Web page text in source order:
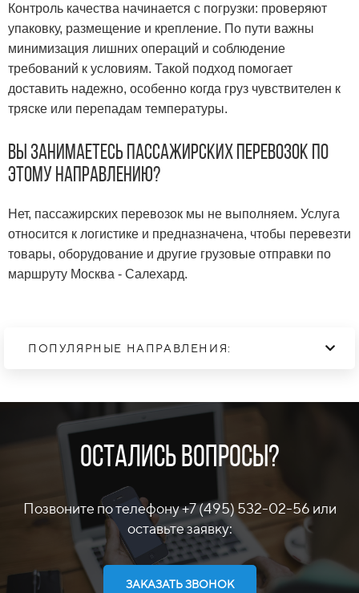
Контроль качества начинается с погрузки: проверяют
упаковку, размещение и крепление. По пути важны
минимизация лишних операций и соблюдение
требований к условиям. Такой подход помогает
доставить надежно, особенно когда груз чувствителен к
тряске или перепадам температуры.
Вы занимаетесь пассажирских перевозок по
этому направлению?
Нет, пассажирских перевозок мы не выполняем. Услуга
относится к логистике и предназначена, чтобы перевезти
товары, оборудование и другие грузовые отправки по
маршруту Москва - Салехард.
ПОПУЛЯРНЫЕ НАПРАВЛЕНИЯ:
Остались вопросы?
Позвоните по телефону +7 (495) 532-02-56 или
оставьте заявку:
ЗАКАЗАТЬ ЗВОНОК